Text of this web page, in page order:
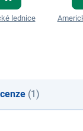
lednice
(1)